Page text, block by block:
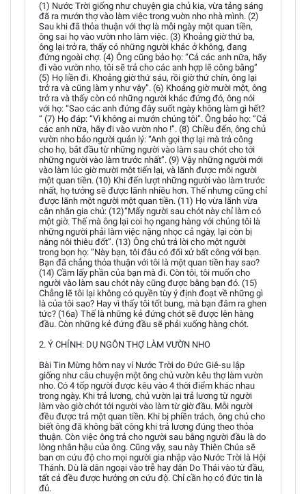
(1) Nước Trời giống như chuyện gia chủ kia, vừa tảng sáng
đã ra mướn thợ vào làm việc trong vuờn nho nhà mình. (2)
Sau khi đã thỏa thuận với thợ là mỗi ngày một quan tiền,
ông sai họ vào vườn nho làm việc. (3) Khoảng giờ thứ ba,
ông lại trở ra, thấy có những người khác ở không, đang
đứng ngoài chợ. (4) Ông cũng bảo họ: “Cả các anh nữa, hãy
đi vào vườn nho, tôi sẽ trả cho các anh hợp lẽ công bằng”
(5) Họ liền đi. Khoảng giờ thứ sáu, rồi giờ thứ chín, ông lại
trở ra và cũng làm y như vậy”. (6) Khoảng giờ mười một, ông
trở ra và thấy còn có những người khác đứng đó, ông nói
với họ: “Sao các anh đứng đây suốt ngày không làm gì hết?
“ (7) Họ đáp: “Vì không ai mướn chúng tôi”. Ông bảo họ: “Cả
các anh nữa, hãy đi vào vườn nho !”. (8) Chiều đến, ông chủ
vườn nho bảo người quản lý: “Anh gọi thợ lại mà trả công
cho họ, bắt đầu từ những người vào làm sau chót cho tới
những người vào làm trước nhất”. (9) Vậy những người mới
vào làm lúc giờ mười một tiến lại, và lãnh được mỗi người
một quan tiền. (10) Khi đến lượt những người vào làm trước
nhất, họ tưởng sẽ được lãnh nhiều hơn. Thế nhưng cũng chỉ
được lãnh một người một quan tiền. (11) Họ vừa lãnh vừa
cằn nhằn gia chủ: (12)“Mấy người sau chót này chỉ làm có
một giờ. Thế mà ông lại coi họ ngang hàng với chúng tôi là
những người phải làm việc nặng nhọc cả ngày, lại còn bị
nắng nôi thiêu đốt”. (13) Ông chủ trả lời cho một người
trong bọn họ: “Này bạn, tôi đâu có đối xử bất công với bạn.
Bạn đã chẳng thỏa thuận với tôi là một quan tiền hay sao?
(14) Cầm lấy phần của bạn mà đi. Còn tôi, tôi muốn cho
người vào làm sau chót này cũng được bằng bạn đó. (15)
Chẳng lẽ tôi lại không có quyền tùy ý định đoạt về những gì
là của tôi sao? Hay vì thấy tôi tốt bung, mà bạn đâm ra ghen
tức? (16a) Thế là những kẻ đứng chót sẽ được lên hàng
đầu. Còn những kẻ đứng đầu sẽ phải xuống hàng chót.
2. Ý CHÍNH: DỤ NGÔN THỢ LÀM VƯỜN NHO
Bài Tin Mừng hôm nay ví Nước Trời do Đức Giê-su lập
giống như câu chuyện một ông chủ vườn kêu thợ làm vườn
nho. Có 4 tốp người được kêu vào 4 thời điểm khác nhau
trong ngày. Khi trả lương, chủ vườn lại trả lương từ người
làm vào giờ chót tới người vào làm từ giờ đầu. Mỗi người
đều được trả một quan tiền. Khi bị phiền trách, ông chủ cho
biết ông đã không bất công khi trả lương đúng theo thỏa
thuận. Còn việc ông trả cho người sau bằng người đầu là do
lòng nhân hậu của ông. Cũng vậy, sau này Thiên Chúa sẽ
ban ơn cứu độ cho mọi người gia nhập vào Nước Trời là Hội
Thánh. Dù là dân ngoại vào trễ hay dân Do Thái vào từ đầu,
tất cả đều được hưởng ơn cứu độ. Chỉ cần họ có đức tin là
đủ.